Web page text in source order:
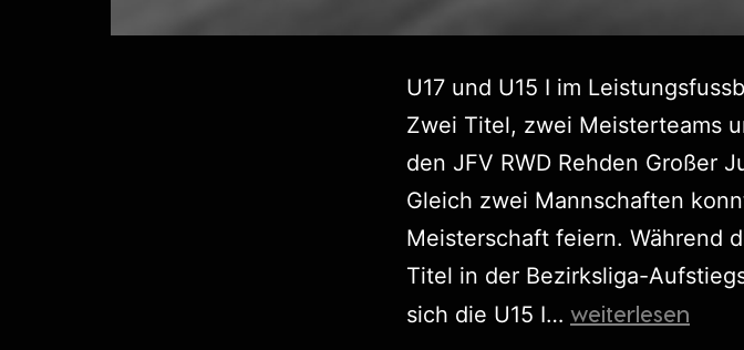
U17 und U15 I im
Zwei Titel, zwei Meisterteams
den JFV RWD Rehden Großer
Gleich zwei Mannschaften
Meisterschaft feiern. Während
Titel in der Bezirksliga-
sich die U15 I… weiterlesen